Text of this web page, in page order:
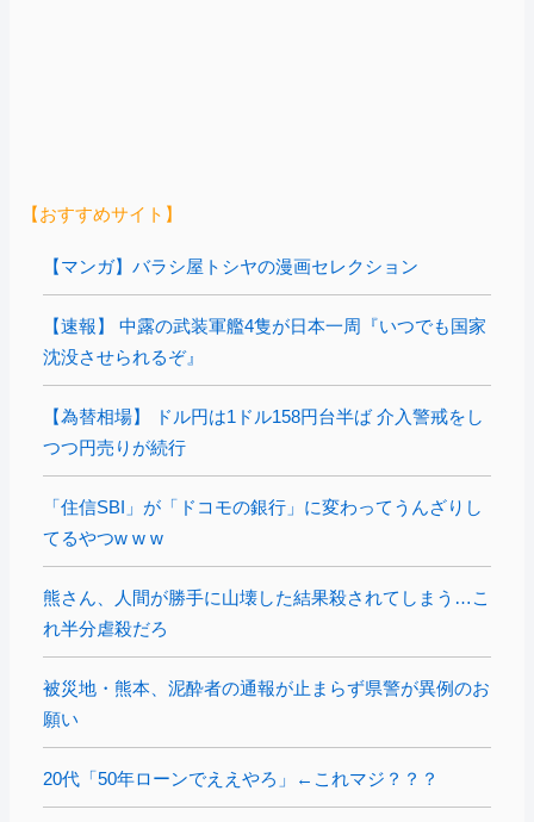
【おすすめサイト】
【マンガ】バラシ屋トシヤの漫画セレクション
【速報】 中露の武装軍艦4隻が日本一周『いつでも国家
沈没させられるぞ』
【為替相場】 ドル円は1ドル158円台半ば 介入警戒をし
つつ円売りが続行
「住信SBI」が「ドコモの銀行」に変わってうんざりし
てるやつw w w
熊さん、人間が勝手に山壊した結果殺されてしまう…こ
れ半分虐殺だろ
被災地・熊本、泥酔者の通報が止まらず県警が異例のお
願い
20代「50年ローンでええやろ」←これマジ？？？